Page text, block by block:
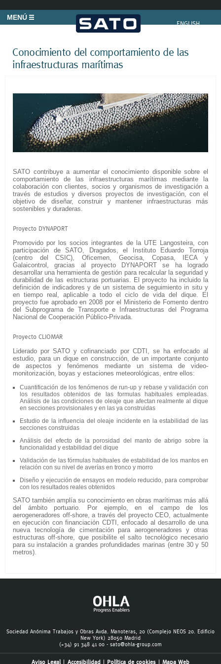
MENÚ
ENGLISH
Conocimiento del comportamiento de las
infraestructuras marítimas
SATO contribuye a aumentar el conocimiento disponible sobre el
comportamiento de las infraestructuras marítimas mediante la
colaboración con clientes, socios y organismos de investigación a
través de estudios y diversos proyectos de investigación, con el
objetivo de diseñar, construir y mantener infraestructuras más
sostenibles y duraderas.
Proyecto DYNAPORT
Promovido por los socios integrantes de la UTE Langosteira, con
participación de SATO, Dragados, el Instituto Eduardo Torroja
(centro del CSIC), Oficemen, Geocisa, Copasa, IECA y
Galaicontrol, gracias al proyecto DYNAPORT se ha logrado
desarrollar una herramienta de gestión para recalcular la seguridad y
durabilidad de las estructuras portuarias. El proyecto ha incluido la
definición de indicadores y de un sistema de seguimiento in situ y
en tiempo real, aplicable a todo el ciclo de vida del dique. El
proyecto fue aprobado en 2008 por el Ministerio de Fomento dentro
del Subprograma de Transporte e Infraestructuras del Programa
Nacional de Cooperación Público-Privada.
Proyecto CLIOMAR
Liderado por SATO y cofinanciado por CDTI, se ha enfocado al
estudio, para un dique en construcción, de un importante conjunto
de aspectos y fenómenos mediante un sistema de video-
monitorización, boyas y estaciones meteorológicas, entre ellos:
Cuantificación de los fenómenos de run-up y rebase y validación con
los resultados obtenidos de las formulas habituales empleadas.
Análisis de las condiciones de oleaje que afectan realmente al dique
en secciones provisionales y en las ya construidas
Estudio de la influencia del oleaje incidente en la estabilidad de las
secciones construidas
Análisis del efecto de la porosidad del manto de abrigo sobre la
funcionalidad y estabilidad del dique
Validación de las fórmulas habituales de estabilidad de los mantos en
relación con su nivel de averías en tronco y morro
Diseño y ejecución de ensayos en modelo reducido, para comprobar
con los resultados reales obtenidos
SATO también amplía su conocimiento en obras marítimas más allá
del ámbito portuario. Por ejemplo, en el campo de los
aerogeneradores off-shore, a través del proyecto CEO, actualmente
en ejecución con financiación CDTI, enfocado al desarrollo de una
nueva tecnología de cimentación para aerogeneradores y otras
estructuras off-shore, que posibilite el salto tecnológico necesario
para su instalación a grandes profundidades marinas (entre 30 y 50
metros).
Sociedad Anónima Trabajos y Obras Avda. Manoteras, 20 (Complejo NEOS 20. Edificio
New York) 28050 Madrid
(+34) 91 348 41 00 - sato@ohla-group.com
Aviso Legal Accesibilidad Política de cookies Mapa Web